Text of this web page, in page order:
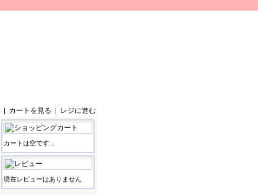
| カートを見る | レジに進む
カートは空です...
現在レビューはありません